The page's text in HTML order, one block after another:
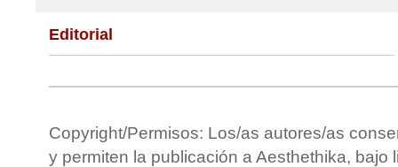
Editorial
Copyright/Permisos: Los/as autores/as
y permiten la publicación a Aesthethika, bajo